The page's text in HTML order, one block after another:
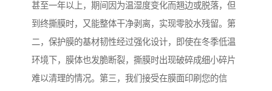
甚至一年以上，期间因为温湿度变化而翘边或脱落，但
到终撕膜时，又能整体干净剥离，实现零胶水残留。第
二，保护膜的基材韧性经过强化设计，即使在冬季低温
环境下，膜体也发脆断裂，撕膜时出现破碎成细小碎片
难以清理的情况。第三，我们接受在膜面印刷您的信